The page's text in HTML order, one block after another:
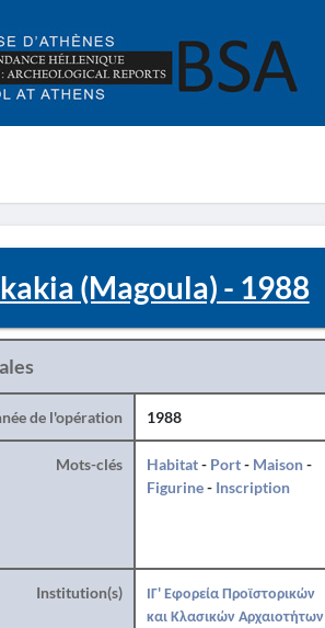
(Magoula) - 1988
de l'opération 1988
Mots-clés Habitat- Port- Maison-
Figurine- Inscription
Institution(s)
ΙΓ' Εφορεία Προϊστορικών
και Κλασικών Αρχαιοτήτων